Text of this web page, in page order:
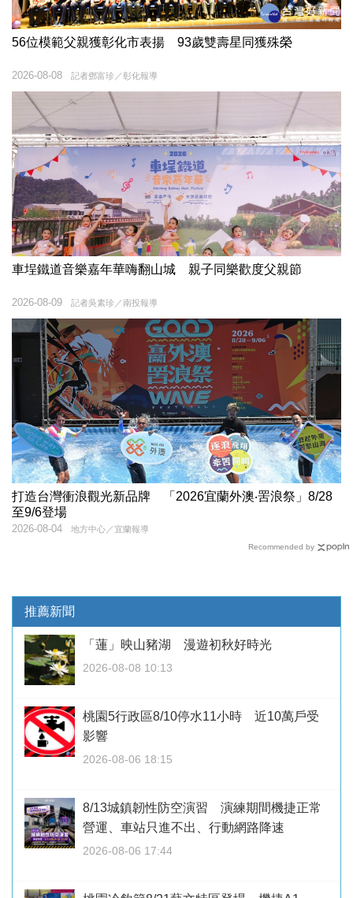
56位模範父親獲彰化市表揚 93歲雙壽星同獲殊榮
記者鄧富珍／彰化報導
2026-08-08
車埕鐵道音樂嘉年華嗨翻山城 親子同樂歡度父親節
記者吳素珍／南投報導
2026-08-09
打造台灣衝浪觀光新品牌 「2026宜蘭外澳‧罟浪祭」8/28
至9/6登場
地方中心／宜蘭報導
2026-08-04
Recommended by
推薦新聞
「蓮」映山豬湖 漫遊初秋好時光
2026-08-08 10:13
桃園5行政區8/10停水11小時 近10萬戶受
影響
2026-08-06 18:15
8/13城鎮韌性防空演習 演練期間機捷正常
營運、車站只進不出、行動網路降速
2026-08-06 17:44